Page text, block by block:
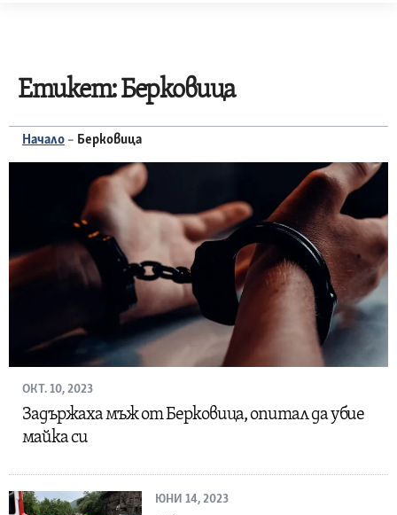
Етикет:Берковица
Начало – Берковица
ОКТ. 10, 2023
Задържаха мъж от Берковица, опитал да убие
майка си
ЮНИ 14, 2023